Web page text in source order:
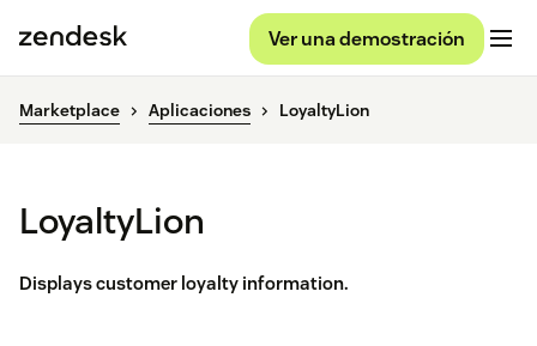
Ver una demostración
Marketplace Aplicaciones LoyaltyLion
LoyaltyLion
Displays customer loyalty information.